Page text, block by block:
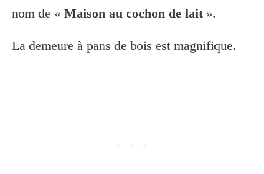
nom de « Maison au cochon de lait ».
La demeure à pans de bois est magnifique.